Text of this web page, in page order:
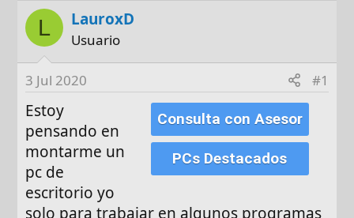
r
a
n
i
L LauroxD
Usuario
3 Jul 2020 #1
Consulta con Asesor
PCs Destacados
Estoy
pensando en
montarme un
pc de
escritorio yo
solo para trabajar en algunos programas